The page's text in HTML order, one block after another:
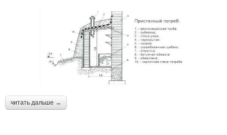
читать дальше →